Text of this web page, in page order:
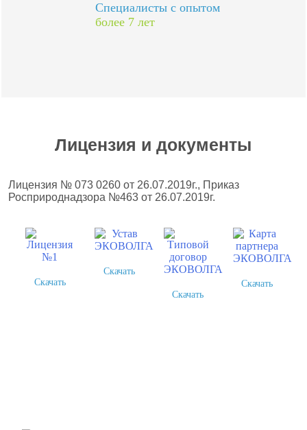
Специалисты с опытом
более 7 лет
Лицензия и документы
Лицензия № 073 0260 от 26.07.2019г., Приказ
Росприроднадзора №463 от 26.07.2019г.
Скачать
Скачать
Скачать
Скачать